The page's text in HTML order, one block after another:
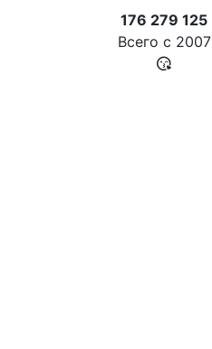
176 279 125
Всего с 2007